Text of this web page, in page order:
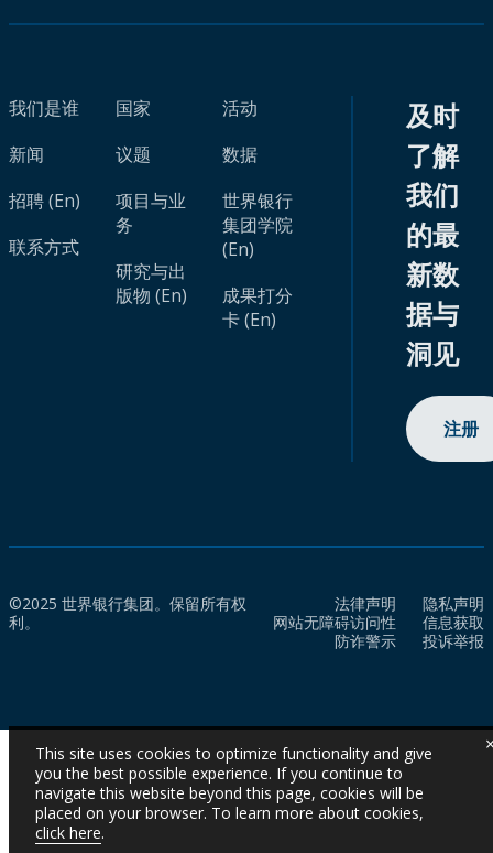
我们是谁
新闻
招聘 (En)
联系方式
国家
议题
项目与业
务
研究与出
版物 (En)
活动
数据
世界银行
集团学院
(En)
成果打分
卡 (En)
及时
了解
我们
的最
新数
据与
洞见
注册
©2025 世界银行集团。保留所有权
利。
法律声明
隐私声明
网站无障碍访问性
信息获取
防诈警示
投诉举报
This site uses cookies to optimize functionality and give
you the best possible experience. If you continue to
navigate this website beyond this page, cookies will be
placed on your browser. To learn more about cookies,
click here.